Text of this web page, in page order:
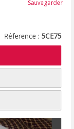
Sauvegarder
Réference : 5CE75